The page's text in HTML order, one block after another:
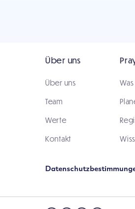
Über uns
Über uns
Team
Werte
Kontakt